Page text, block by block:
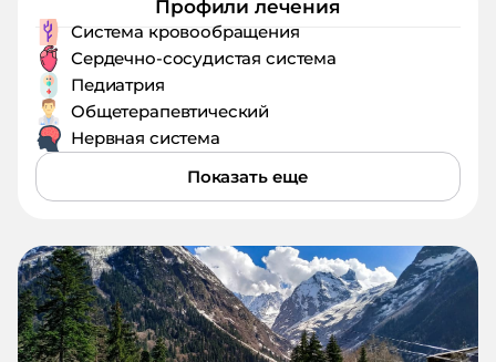
Профили лечения
Система кровообращения
Сердечно-сосудистая система
Педиатрия
Общетерапевтический
Нервная система
Показать еще